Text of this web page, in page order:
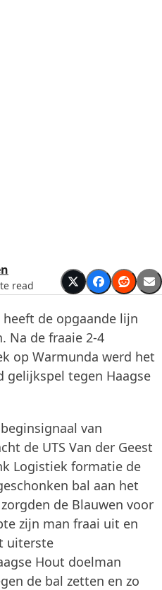
read
heeft de opgaande lijn
Na de fraaie 2-4
op Warmunda werd het
tegen Haagse
van
de UTS Van der Geest
Logistiek formatie de
bal aan het
de Blauwen voor
zijn man fraai uit en
uiterste
Hout doelman
de bal zetten en zo